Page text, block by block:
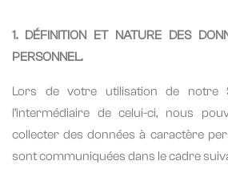
1. DÉFINITION ET NATURE DES
PERSONNEL.
Lors de votre utilisation de notre
l’intermédiaire de celui-ci, nous
collecter des données à caractère
sont communiquées dans le cadre